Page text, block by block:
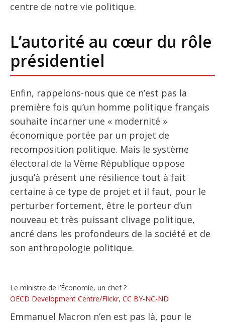
centre de notre vie politique.
L’autorité au cœur du rôle
présidentiel
Enfin, rappelons-nous que ce n’est pas la
première fois qu’un homme politique français
souhaite incarner une « modernité »
économique portée par un projet de
recomposition politique. Mais le système
électoral de la Vème République oppose
jusqu’à présent une résilience tout à fait
certaine à ce type de projet et il faut, pour le
perturber fortement, être le porteur d’un
nouveau et très puissant clivage politique,
ancré dans les profondeurs de la société et de
son anthropologie politique.
Le ministre de l’Économie, un chef ?
OECD Development Centre/Flickr, CC BY-NC-ND
Emmanuel Macron n’en est pas là, pour le